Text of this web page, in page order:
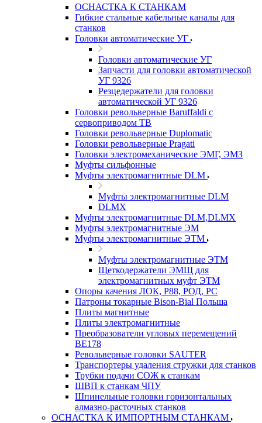
ОСНАСТКА К СТАНКАМ
Гибкие стальные кабельные каналы для
станков
Головки автоматические УГ
Головки автоматические УГ
Запчасти для головки автоматической
УГ 9326
Резцедержатели для головки
автоматической УГ 9326
Головки револьверные Baruffaldi с
сервоприводом ТВ
Головки револьверные Duplomatic
Головки револьверные Pragati
Головки электромеханические ЭМГ, ЭМЗ
Муфты сильфонные
Муфты электромагнитные DLM
Муфты электромагнитные DLM
DLMX
Муфты электромагнитные DLM,DLMX
Муфты электромагнитные ЭМ
Муфты электромагнитные ЭТМ
Муфты электромагнитные ЭТМ
Щеткодержатели ЭМЩ для
электромагнитных муфт ЭТМ
Опоры качения ЛОК, Р88, РОД, РС
Патроны токарные Bison-Bial Польша
Плиты магнитные
Плиты электромагнитные
Преобразователи угловых перемещений
ВЕ178
Револьверные головки SAUTER
Транспортеры удаления стружки для станков
Трубки подачи СОЖ к станкам
ШВП к станкам ЧПУ
Шпинельные головки горизонтальных
алмазно-расточных станков
ОСНАСТКА К ИМПОРТНЫМ СТАНКАМ